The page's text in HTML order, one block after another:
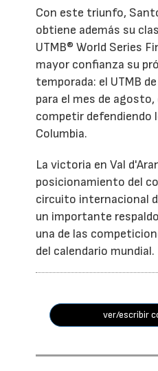
Con este triunfo,
obtiene además su
UTMB® World Series
mayor confianza su
temporada: el UTMB
para el mes de
competir defendiendo
Columbia.
La victoria en Val
posicionamiento del
circuito internacional
un importante
una de las
del calendario mundial.
ver/escribir